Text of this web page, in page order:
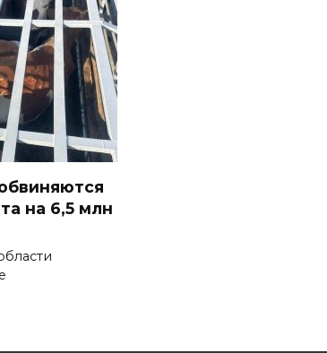
на 6,5 млн